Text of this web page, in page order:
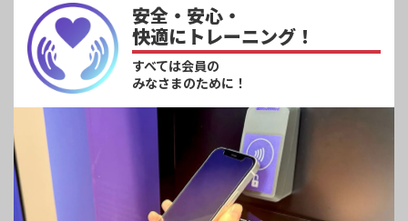
安全・安心・
快適にトレーニング！
すべては会員の
みなさまのために！